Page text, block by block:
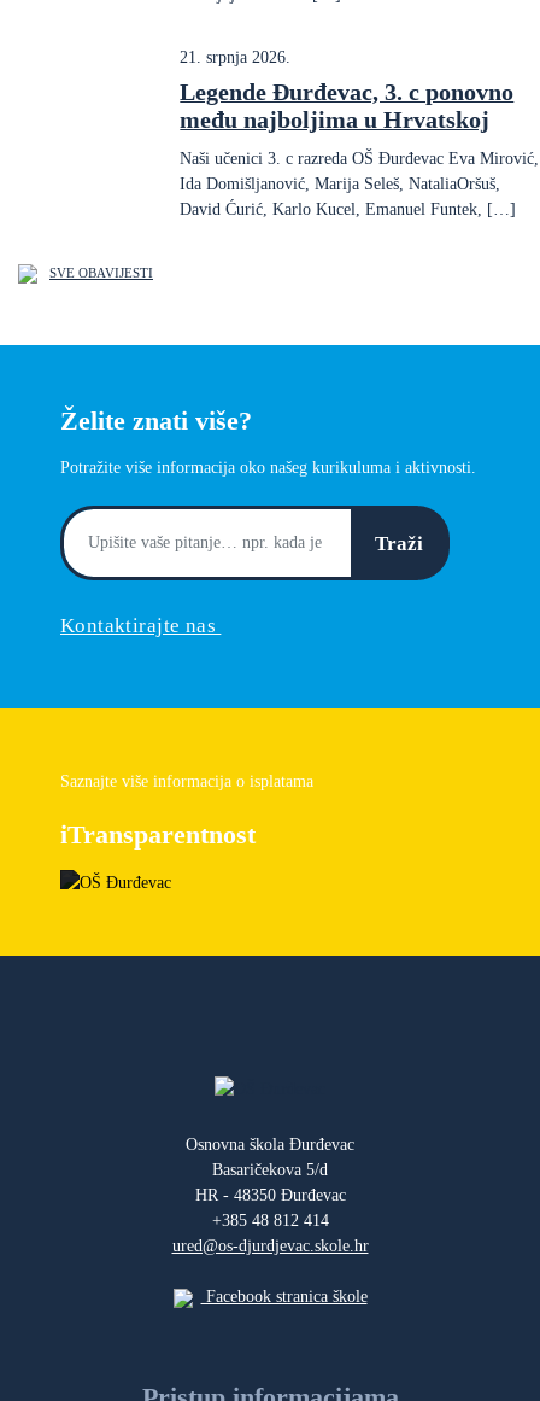
21. srpnja 2026.
Legende Đurđevac, 3. c ponovno
među najboljima u Hrvatskoj
Naši učenici 3. c razreda OŠ Đurđevac Eva Mirović,
Ida Domišljanović, Marija Seleš, NataliaOršuš,
David Ćurić, Karlo Kucel, Emanuel Funtek, […]
SVE OBAVIJESTI
Želite znati više?
Potražite više informacija oko našeg kurikuluma i aktivnosti.
Traži
Kontaktirajte nas
Saznajte više informacija o isplatama
iTransparentnost
Osnovna škola Đurđevac
Basaričekova 5/d
HR - 48350 Đurđevac
+385 48 812 414
ured@os-djurdjevac.skole.hr
Facebook stranica škole